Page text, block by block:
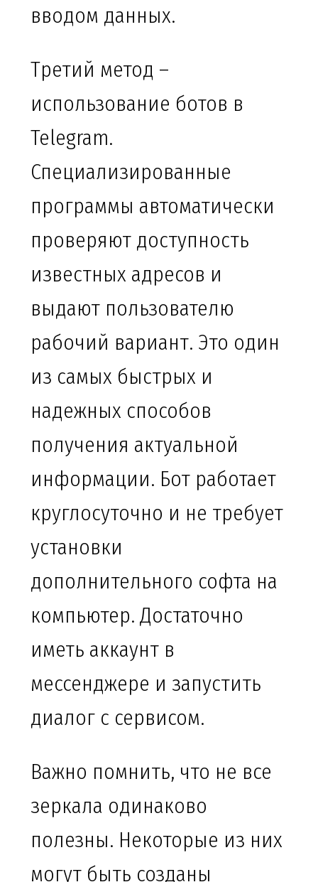
вводом данных.
Третий метод –
использование ботов в
Telegram.
Специализированные
программы автоматически
проверяют доступность
известных адресов и
выдают пользователю
рабочий вариант. Это один
из самых быстрых и
надежных способов
получения актуальной
информации. Бот работает
круглосуточно и не требует
установки
дополнительного софта на
компьютер. Достаточно
иметь аккаунт в
мессенджере и запустить
диалог с сервисом.
Важно помнить, что не все
зеркала одинаково
полезны. Некоторые из них
могут быть созданы